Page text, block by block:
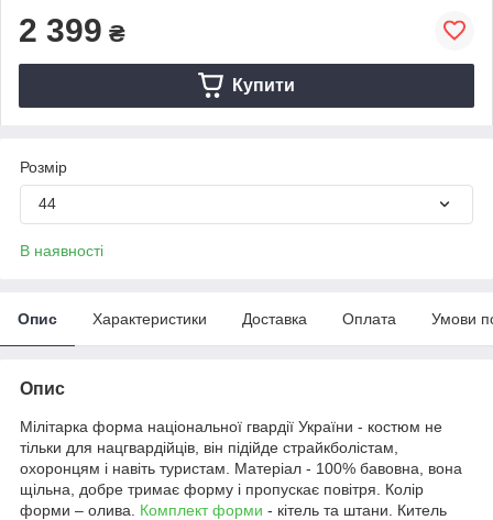
2 399 ₴
Купити
Розмір
44
В наявності
Опис Характеристики Доставка Оплата Умови
Опис
Мілітарка форма національної гвардії України - костюм не
тільки для нацгвардійців, він підійде страйкболістам,
охоронцям і навіть туристам. Матеріал - 100% бавовна, вона
щільна, добре тримає форму і пропускає повітря. Колір
форми – олива. Комплект форми - кітель та штани. Китель